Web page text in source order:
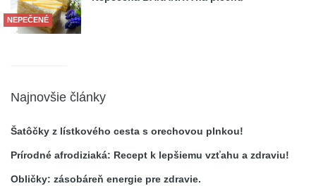
NEPEČENÉ
Najnovšie články
Šatôčky z lístkového cesta s orechovou plnkou!
Prírodné afrodiziaká: Recept k lepšiemu vzťahu a zdraviu!
Obličky: zásobáreň energie pre zdravie.